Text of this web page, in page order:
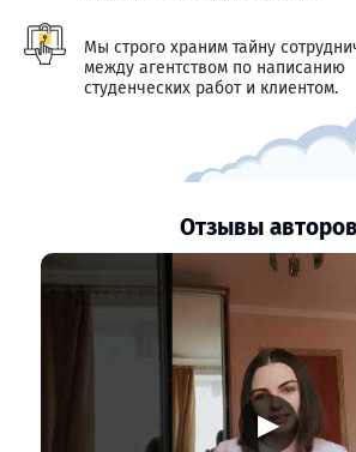
Мы строго храним тайну
между агентством по написанию
студенческих работ и клиентом.
Отзывы авторов
▶